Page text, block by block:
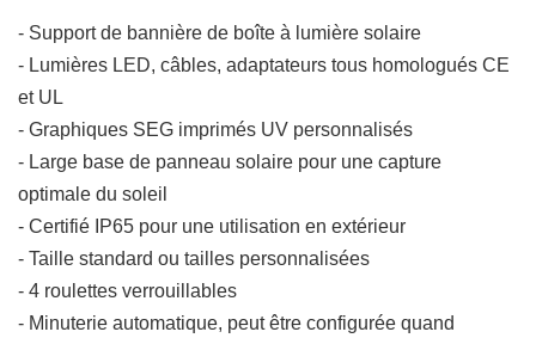
- Support de bannière de boîte à lumière solaire
- Lumières LED, câbles, adaptateurs tous homologués CE
et UL
- Graphiques SEG imprimés UV personnalisés
- Large base de panneau solaire pour une capture
optimale du soleil
- Certifié IP65 pour une utilisation en extérieur
- Taille standard ou tailles personnalisées
- 4 roulettes verrouillables
- Minuterie automatique, peut être configurée quand